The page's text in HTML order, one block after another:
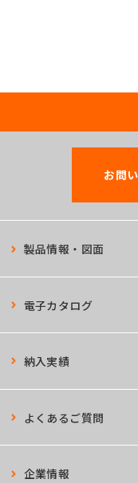
製品情報・図面
電子カタログ
納入実績
よくあるご質問
お問
企業情報